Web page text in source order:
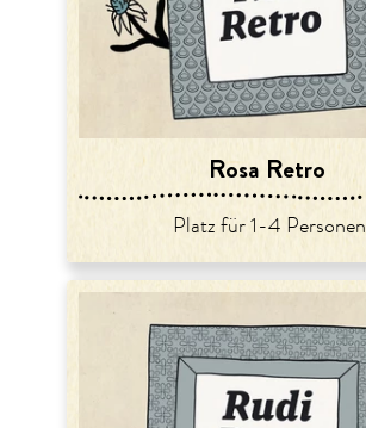
Rosa Retro
Platz für 1-4 Personen